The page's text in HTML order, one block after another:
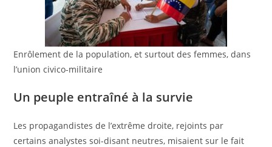
Enrôlement de la population, et surtout des femmes, dans
l’union civico-militaire
Un peuple entraîné à la survie
Les propagandistes de l’extrême droite, rejoints par
certains analystes soi-disant neutres, misaient sur le fait